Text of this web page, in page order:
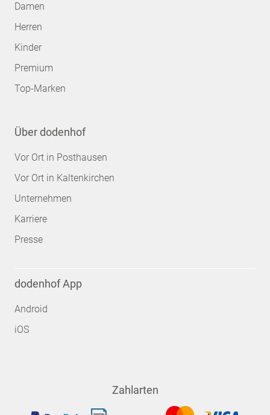
Damen
Herren
Kinder
Premium
Top-Marken
Über dodenhof
Vor Ort in Posthausen
Vor Ort in Kaltenkirchen
Unternehmen
Karriere
Presse
dodenhof App
Android
iOS
Zahlarten